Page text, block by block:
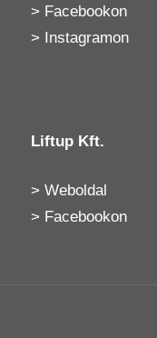
> Facebookon
> Instagramon
Liftup Kft.
> Weboldal
> Facebookon